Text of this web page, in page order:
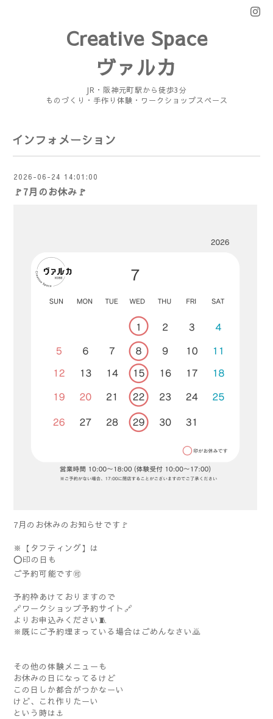
Creative Space
ヴァルカ
JR・阪神元町駅から徒歩3分
ものづくり・手作り体験・ワークショップスペース
インフォメーション
2026-06-24 14:01:00
🚩7月のお休み🚩
7月のお休みのお知らせです🚩
※【タフティング】は
⭕️印の日も
ご予約可能です🉑
予約枠あけておりますので
🔗ワークショップ予約サイト🔗
よりお申込みください🧵
※既にご予約埋まっている場合はごめんなさい🙇
その他の体験メニューも
お休みの日になってるけど
この日しか都合がつかなーい
けど、これ作りたーい
という時は⚓️